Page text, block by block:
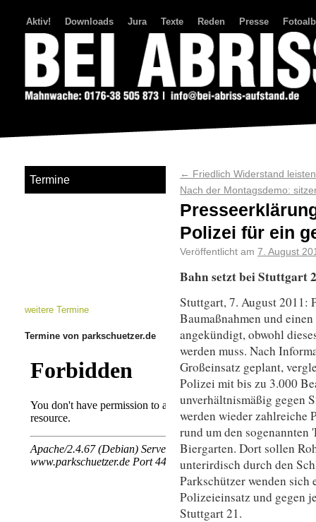
Aktiv! Downloads Jura Texte Reden Presse
← Friedlich Widerstand
Nach der Montagsdemo:
Polizei für ein
Veröffentlicht am 7. August
Bahn setzt bei Stuttgart
Stuttgart, 7. August 2011:
Baumaßnahmen und
angekündigt, obwohl
werden muss. Nach
Großeinsatz geplant,
Polizei mit bis zu 3.000
unverhältnismäßig gegen
werden wieder zahlreiche
rund um den sogenannten
Biergarten. Dort sollen
unterirdisch durch den
Parkschützer wenden sich
Polizeieinsatz und gegen
Stuttgart 21.
Termine
weitere Termine
Termine von parkschuetzer.de